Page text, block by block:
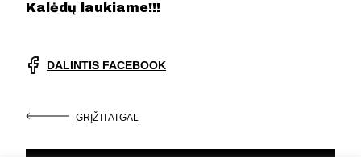
Kalėdų laukiame!!!
DALINTIS FACEBOOK
GRĮŽTI ATGAL